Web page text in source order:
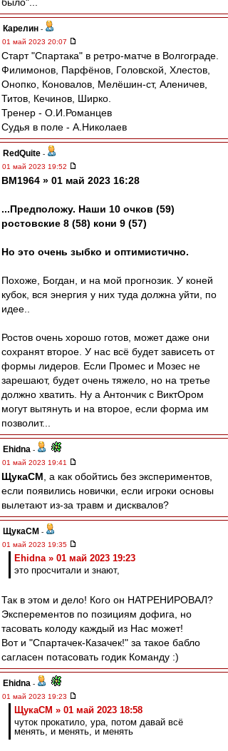
Карелин -
01 май 2023 20:07
Старт "Спартака" в ретро-матче в Волгограде.
Филимонов, Парфёнов, Головской, Хлестов,
Онопко, Коновалов, Мелёшин-ст, Аленичев,
Титов, Кечинов, Ширко.
Тренер - О.И.Романцев
Судья в поле - А.Николаев
RedQuite -
01 май 2023 19:52
BM1964 » 01 май 2023 16:28
...Предположу. Наши 10 очков (59)
ростовские 8 (58) кони 9 (57)
Но это очень зыбко и оптимистично.
Похоже, Богдан, и на мой прогнозик. У коней
кубок, вся энергия у них туда должна уйти, по
идее..
Ростов очень хорошо готов, может даже они
сохранят второе. У нас всё будет зависеть от
формы лидеров. Если Промес и Мозес не
зарешают, будет очень тяжело, но на третье
должно хватить. Ну а Антончик с ВиктОром
могут вытянуть и на второе, если форма им
позволит...
Ehidna -
01 май 2023 19:41
ЩукаСМ , а как обойтись без экспериментов,
если появились новички, если игроки основы
вылетают из-за травм и дисквалов?
ЩукаСМ -
01 май 2023 19:35
Ehidna » 01 май 2023 19:23
это просчитали и знают,
Так в этом и дело! Кого он НАТРЕНИРОВАЛ?
Эксперементов по позициям дофига, но
тасовать колоду каждый из Нас может!
Вот и "Спартачек-Казачек!" за такое бабло
сагласен потасовать годик Команду :)
Ehidna -
01 май 2023 19:23
ЩукаСМ » 01 май 2023 18:58
чуток прокатило, ура, потом давай всё
менять, и менять, и менять